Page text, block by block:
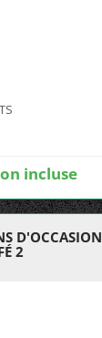
incluse
D'OCCASION
2